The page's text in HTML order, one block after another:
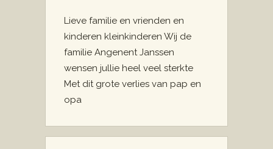
Lieve familie en vrienden en
kinderen kleinkinderen Wij de
familie Angenent Janssen
wensen jullie heel veel sterkte
Met dit grote verlies van pap en
opa